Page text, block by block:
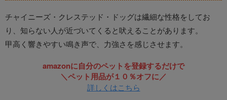
チャイニーズ・クレステッド・ドッグは繊細な性格をしてお
り、知らない人が近づいてくると吠えることがあります。
甲高く響きやすい鳴き声で、力強さを感じさせます。
amazonに自分のペットを登録するだけで
＼ペット用品が１０％オフに／
詳しくはこちら